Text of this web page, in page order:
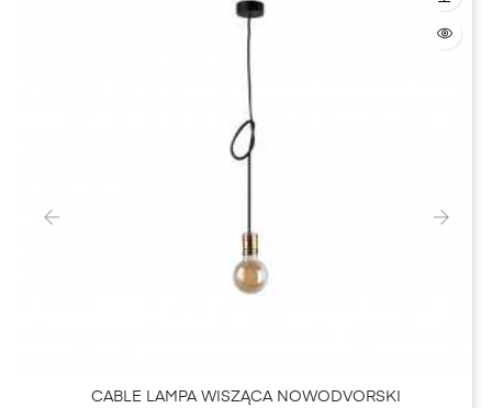
CABLE LAMPA WISZĄCA NOWODVORSKI